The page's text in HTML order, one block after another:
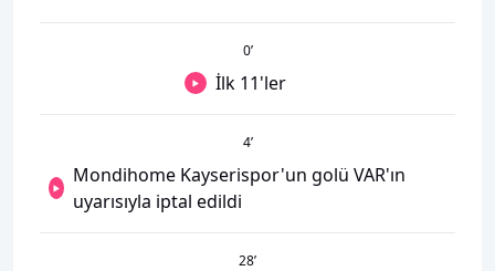
0’
İlk 11'ler
4’
Mondihome Kayserispor'un golü VAR'ın
uyarısıyla iptal edildi
28’